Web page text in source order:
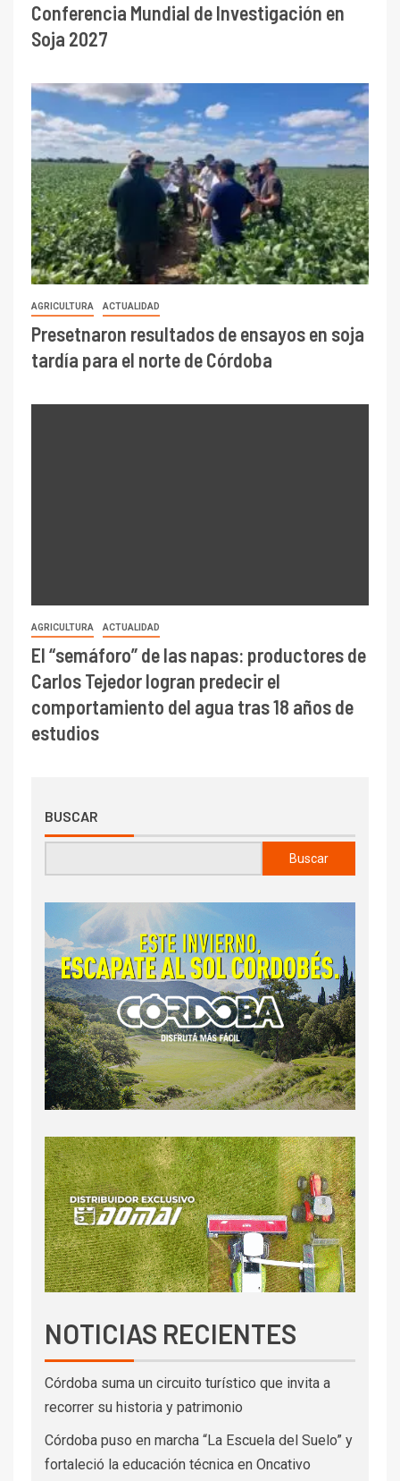
Conferencia Mundial de Investigación en
Soja 2027
AGRICULTURA ACTUALIDAD
Presetnaron resultados de ensayos en soja
tardía para el norte de Córdoba
AGRICULTURA ACTUALIDAD
El “semáforo” de las napas: productores de
Carlos Tejedor logran predecir el
comportamiento del agua tras 18 años de
estudios
BUSCAR
Buscar
NOTICIAS RECIENTES
Córdoba suma un circuito turístico que invita a
recorrer su historia y patrimonio
Córdoba puso en marcha “La Escuela del Suelo” y
fortaleció la educación técnica en Oncativo